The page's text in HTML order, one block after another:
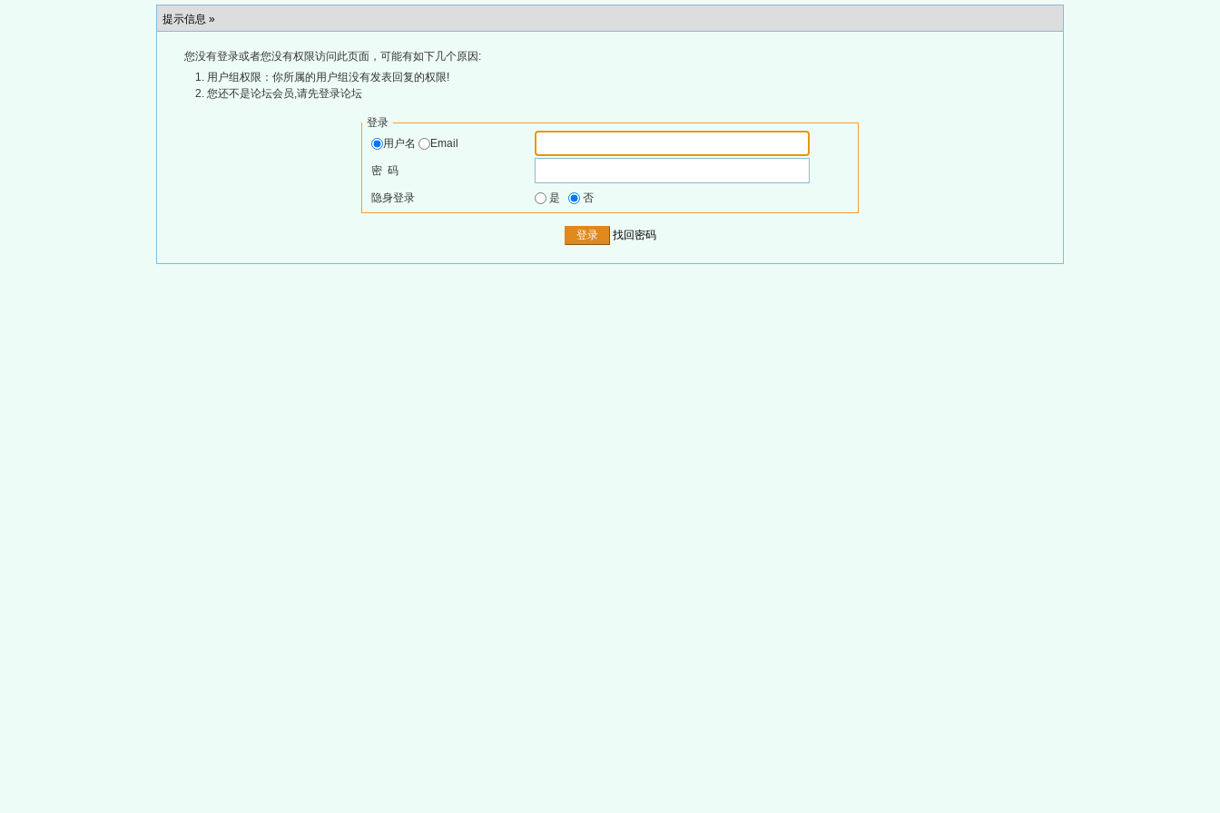
提示信息 »
您没有登录或者您没有权限访问此页面，可能有如下几个原因:
用户组权限：你所属的用户组没有发表回复的权限!
您还不是论坛会员,请先登录论坛
登录
用户名
Email
密 码
隐身登录 是 否
找回密码